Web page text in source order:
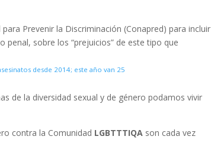
Prevenir la Discriminación (Conapred) para incluir
penal, sobre los “prejuicios” de este tipo que
desde 2014; este año van 25
de la diversidad sexual y de género podamos vivir
contra la Comunidad LGBTTTIQA son cada vez